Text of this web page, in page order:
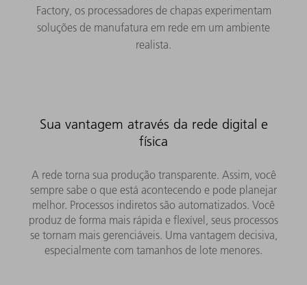
Factory, os processadores de chapas experimentam
soluções de manufatura em rede em um ambiente
realista.
Sua vantagem através da rede digital e
física
A rede torna sua produção transparente. Assim, você
sempre sabe o que está acontecendo e pode planejar
melhor. Processos indiretos são automatizados. Você
produz de forma mais rápida e flexível, seus processos
se tornam mais gerenciáveis. Uma vantagem decisiva,
especialmente com tamanhos de lote menores.